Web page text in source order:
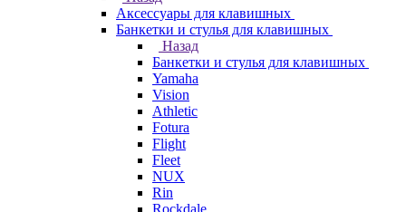
Аксессуары для клавишных
Банкетки и стулья для клавишных
Назад
Банкетки и стулья для клавишных
Yamaha
Vision
Athletic
Fotura
Flight
Fleet
NUX
Rin
Rockdale